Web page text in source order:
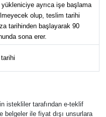
yükleniciye ayrıca işe başlama
olup, teslim tarihi
tarihinden başlayarak 90
sona erer.
istekliler tarafından e-teklif
belgeler ile fiyat dışı unsurlara